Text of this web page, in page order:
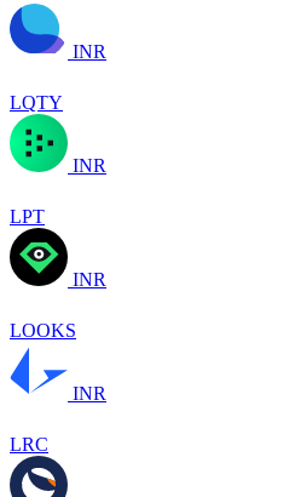
INR
LQTY
INR
LPT
INR
LOOKS
INR
LRC